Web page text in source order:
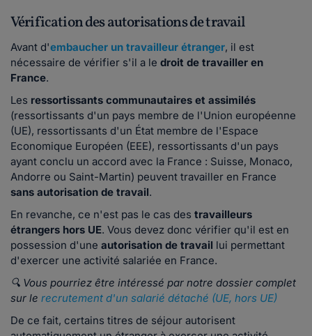
Vérification des autorisations de travail
Avant d'embaucher un travailleur étranger, il est
nécessaire de vérifier s'il a le droit de travailler en
France.
Les ressortissants communautaires et assimilés
(ressortissants d'un pays membre de l'Union européenne
(UE), ressortissants d'un État membre de l'Espace
Economique Européen (EEE), ressortissants d'un pays
ayant conclu un accord avec la France : Suisse, Monaco,
Andorre ou Saint-Martin) peuvent travailler en France
sans autorisation de travail.
En revanche, ce n'est pas le cas des travailleurs
étrangers hors UE. Vous devez donc vérifier qu'il est en
possession d'une autorisation de travail lui permettant
d'exercer une activité salariée en France.
🔍 Vous pourriez être intéressé par notre dossier complet
sur le recrutement d'un salarié détaché (UE, hors UE)
De ce fait, certains titres de séjour autorisent